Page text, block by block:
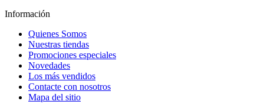
Información
Quienes Somos
Nuestras tiendas
Promociones especiales
Novedades
Los más vendidos
Contacte con nosotros
Mapa del sitio